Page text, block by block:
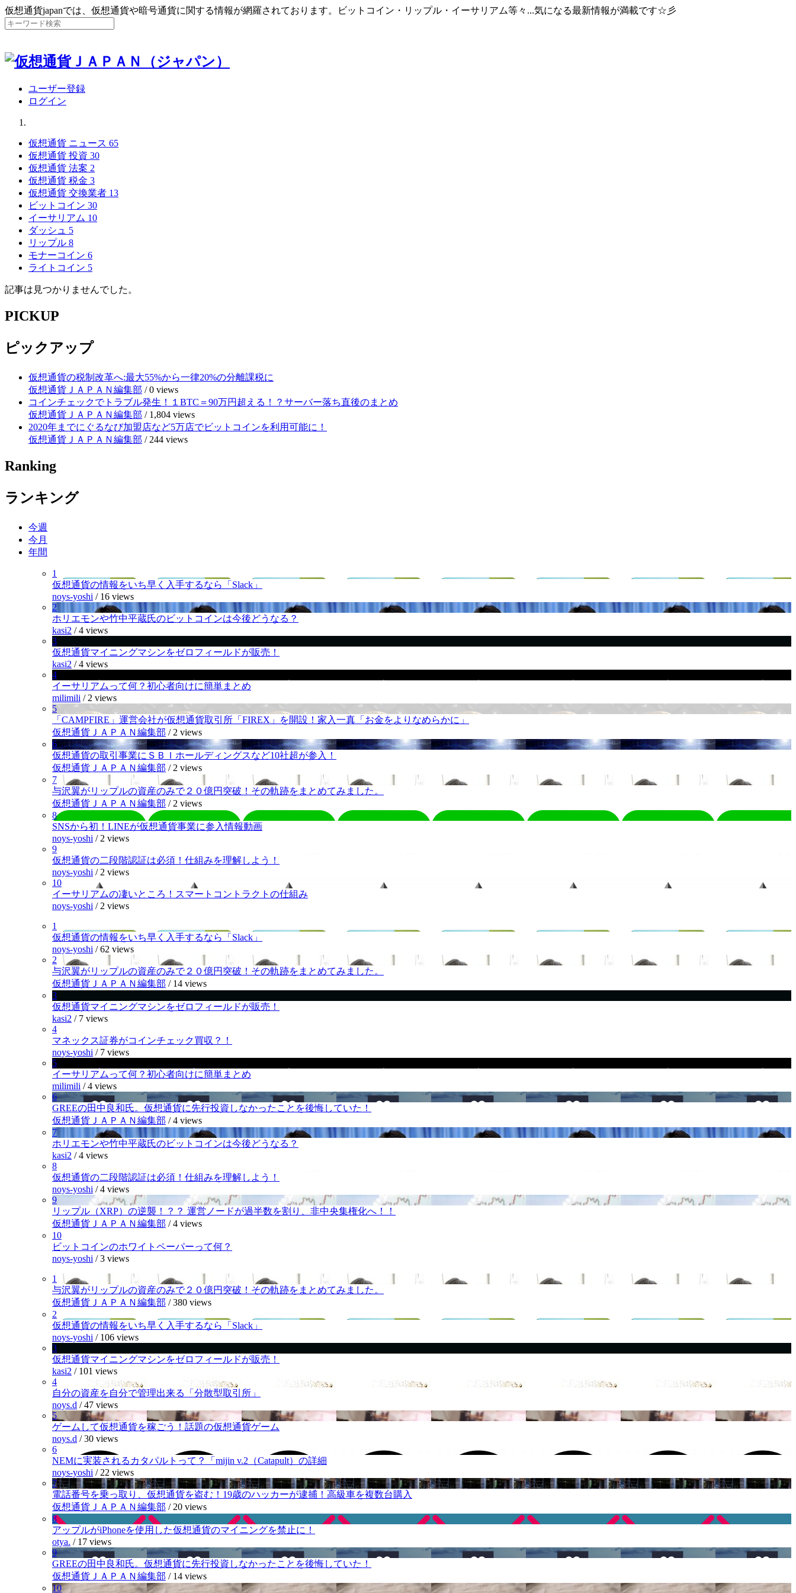
仮想通貨japanでは、仮想通貨や暗号通貨に関する情報が網羅されております。ビットコイン・リップル・イーサリアム等々...気になる最新情報が満載です☆彡
ユーザー登録
ログイン
仮想通貨 ニュース 65
仮想通貨 投資 30
仮想通貨 法案 2
仮想通貨 税金 3
仮想通貨 交換業者 13
ビットコイン 30
イーサリアム 10
ダッシュ 5
リップル 8
モナーコイン 6
ライトコイン 5
記事は見つかりませんでした。
PICKUP
ピックアップ
仮想通貨の税制改革へ:最大55%から一律20%の分離課税に
仮想通貨ＪＡＰＡＮ編集部 /0 views
コインチェックでトラブル発生！１BTC＝90万円超える！？サーバー落ち直後のまとめ
仮想通貨ＪＡＰＡＮ編集部 / 1,804 views
2020年までにぐるなび加盟店など5万店でビットコインを利用可能に！
仮想通貨ＪＡＰＡＮ編集部 / 244 views
Ranking
ランキング
今週
今月
年間
1
仮想通貨の情報をいち早く入手するなら「Slack」
noys-yoshi / 16 views
2
ホリエモンや竹中平蔵氏のビットコインは今後どうなる？
kasi2 /4 views
3
仮想通貨マイニングマシンをゼロフィールドが販売！
kasi2 /4 views
4
イーサリアムって何？初心者向けに簡単まとめ
milimili / 2 views
5
「CAMPFIRE」運営会社が仮想通貨取引所「FIREX」を開設！家入一真「お金をよりなめらかに」
仮想通貨ＪＡＰＡＮ編集部 / 2 views
6
仮想通貨の取引事業にＳＢＩホールディングスなど10社超が参入！
仮想通貨ＪＡＰＡＮ編集部 / 2 views
7
与沢翼がリップルの資産のみで２０億円突破！その軌跡をまとめてみました。
仮想通貨ＪＡＰＡＮ編集部 / 2 views
8
SNSから初！LINEが仮想通貨事業に参入情報動画
noys-yoshi / 2 views
9
仮想通貨の二段階認証は必須！仕組みを理解しよう！
noys-yoshi / 2 views
10
イーサリアムの凄いところ！スマートコントラクトの仕組み
noys-yoshi / 2 views
1
仮想通貨の情報をいち早く入手するなら「Slack」
noys-yoshi /62 views
2
与沢翼がリップルの資産のみで２０億円突破！その軌跡をまとめてみました。
仮想通貨ＪＡＰＡＮ編集部 / 14 views
3
仮想通貨マイニングマシンをゼロフィールドが販売！
kasi2 / 7 views
4
マネックス証券がコインチェック買収？！
noys-yoshi / 7 views
5
イーサリアムって何？初心者向けに簡単まとめ
milimili /4 views
6
GREEの田中良和氏。仮想通貨に先行投資しなかったことを後悔していた！
仮想通貨ＪＡＰＡＮ編集部 /4 views
7
ホリエモンや竹中平蔵氏のビットコインは今後どうなる？
kasi2 /4 views
8
仮想通貨の二段階認証は必須！仕組みを理解しよう！
noys-yoshi /4 views
9
リップル（XRP）の逆襲！？？ 運営ノードが過半数を割り、非中央集権化へ！！
仮想通貨ＪＡＰＡＮ編集部 /4 views
10
ビットコインのホワイトペーパーって何？
noys-yoshi /3 views
1
与沢翼がリップルの資産のみで２０億円突破！その軌跡をまとめてみました。
仮想通貨ＪＡＰＡＮ編集部 /380 views
2
仮想通貨の情報をいち早く入手するなら「Slack」
noys-yoshi / 106 views
3
仮想通貨マイニングマシンをゼロフィールドが販売！
kasi2 / 101 views
4
自分の資産を自分で管理出来る「分散型取引所」
noys.d /47 views
5
ゲームして仮想通貨を稼ごう！話題の仮想通貨ゲーム
noys.d /30 views
6
NEMに実装されるカタパルトって？「mijin v.2（Catapult）の詳細
noys-yoshi / 22 views
7
電話番号を乗っ取り、仮想通貨を盗む！19歳のハッカーが逮捕！高級車を複数台購入
仮想通貨ＪＡＰＡＮ編集部 / 20 views
8
アップルがiPhoneを使用した仮想通貨のマイニングを禁止に！
otya. / 17 views
9
GREEの田中良和氏。仮想通貨に先行投資しなかったことを後悔していた！
仮想通貨ＪＡＰＡＮ編集部 / 14 views
10